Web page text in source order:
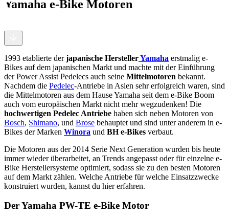
Yamaha e-Bike Motoren
1993 etablierte derjapanische HerstellerYamaha erstmalig e-
Bikes auf dem japanischen Markt und machte mit der Einführung
der Power Assist Pedelecs auch seine Mittelmotoren bekannt.
Nachdem die Pedelec-Antriebe in Asien sehr erfolgreich waren, sind
die Mittelmotoren aus dem Hause Yamaha seit dem e-Bike Boom
auch vom europäischen Markt nicht mehr wegzudenken! Die
hochwertigen Pedelec Antriebe haben sich neben Motoren von
Bosch, Shimano, und Brose behauptet und sind unter anderem in e-
Bikes der Marken Winora und BH e-Bikes verbaut.
Die Motoren aus der 2014 Serie Next Generation wurden bis heute
immer wieder überarbeitet, an Trends angepasst oder für einzelne e-
Bike Herstellersysteme optimiert, sodass sie zu den besten Motoren
auf dem Markt zählen. Welche Antriebe für welche Einsatzzwecke
konstruiert wurden, kannst du hier erfahren.
Der Yamaha PW-TE e-Bike Motor